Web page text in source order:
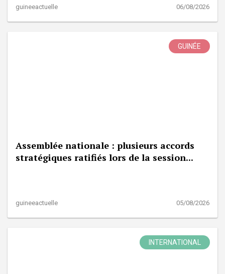
guineeactuelle 06/08/2026
GUINÉE
Assemblée nationale : plusieurs accords
stratégiques ratifiés lors de la session...
guineeactuelle 05/08/2026
INTERNATIONAL